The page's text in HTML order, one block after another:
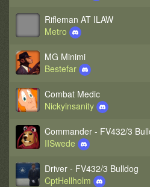
Rifleman AT ILAW
Metro
MG Minimi
Bestefar
Combat Medic
Nickyinsanity
Commander - FV432/3
IISwede
Driver - FV432/3 Bulldog
CptHellholm